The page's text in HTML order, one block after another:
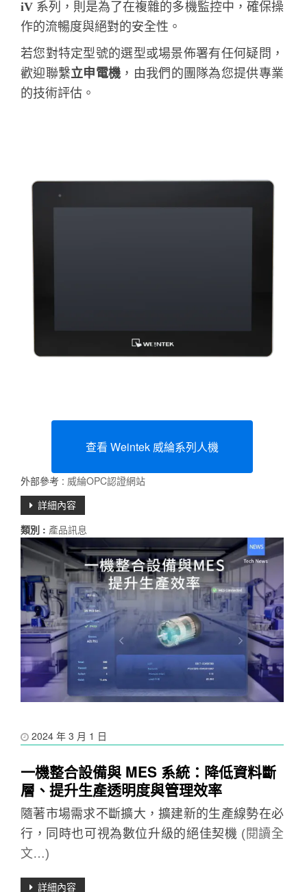
iV 系列，則是為了在複雜的多機監控中，確保操
作的流暢度與絕對的安全性。
若您對特定型號的選型或場景佈署有任何疑問，
歡迎聯繫立申電機 ，由我們的團隊為您提供專業
的技術評估。
查看 Weintek 威綸系列人機
外部參考 : 威綸OPC認證網站
詳細內容
類別 : 產品訊息
2024 年 3 月 1 日
一機整合設備與 MES 系統：降低資料斷
層、提升生產透明度與管理效率
隨著市場需求不斷擴大，擴建新的生產線勢在必
行，同時也可視為數位升級的絕佳契機 (閱讀全
文…)
詳細內容